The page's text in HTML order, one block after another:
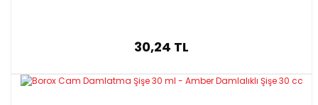
30,24 TL